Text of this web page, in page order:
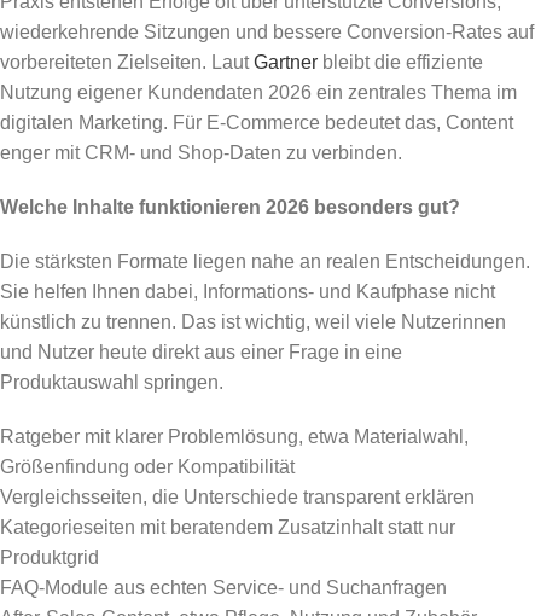
wiederkehrende Sitzungen und bessere Conversion-Rates auf
vorbereiteten Zielseiten. LautGartner bleibt die effiziente
Nutzung eigener Kundendaten 2026 ein zentrales Thema im
digitalen Marketing. Für E-Commerce bedeutet das, Content
enger mit CRM- und Shop-Daten zu verbinden.
Welche Inhalte funktionieren 2026 besonders gut?
Die stärksten Formate liegen nahe an realen Entscheidungen.
Sie helfen Ihnen dabei, Informations- und Kaufphase nicht
künstlich zu trennen. Das ist wichtig, weil viele Nutzerinnen
und Nutzer heute direkt aus einer Frage in eine
Produktauswahl springen.
Ratgeber mit klarer Problemlösung, etwa Materialwahl,
Größenfindung oder Kompatibilität
Vergleichsseiten, die Unterschiede transparent erklären
Kategorieseiten mit beratendem Zusatzinhalt statt nur
Produktgrid
FAQ-Module aus echten Service- und Suchanfragen